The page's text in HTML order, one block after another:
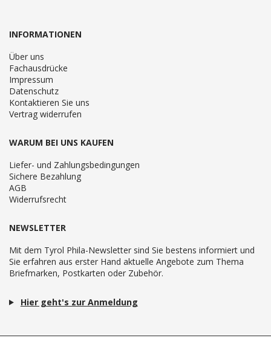
INFORMATIONEN
Über uns
Fachausdrücke
Impressum
Datenschutz
Kontaktieren Sie uns
Vertrag widerrufen
WARUM BEI UNS KAUFEN
Liefer- und Zahlungsbedingungen
Sichere Bezahlung
AGB
Widerrufsrecht
NEWSLETTER
Mit dem Tyrol Phila-Newsletter sind Sie bestens informiert und
Sie erfahren aus erster Hand aktuelle Angebote zum Thema
Briefmarken, Postkarten oder Zubehör.
Hier geht's zur Anmeldung